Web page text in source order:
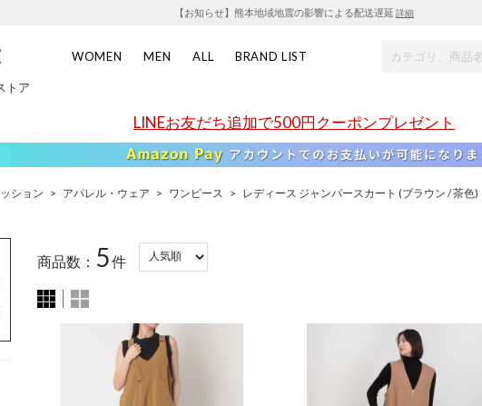
【お知らせ】熊本地域地震の影響による配送遅延 詳細
WOMEN MEN ALL BRAND LIST
トア
LINEお友だち追加で500円クーポンプレゼント
ション > アパレル・ウェア > ワンピース > レディース ジャンパースカート (ブラウン / 茶色)
商品数： 5件